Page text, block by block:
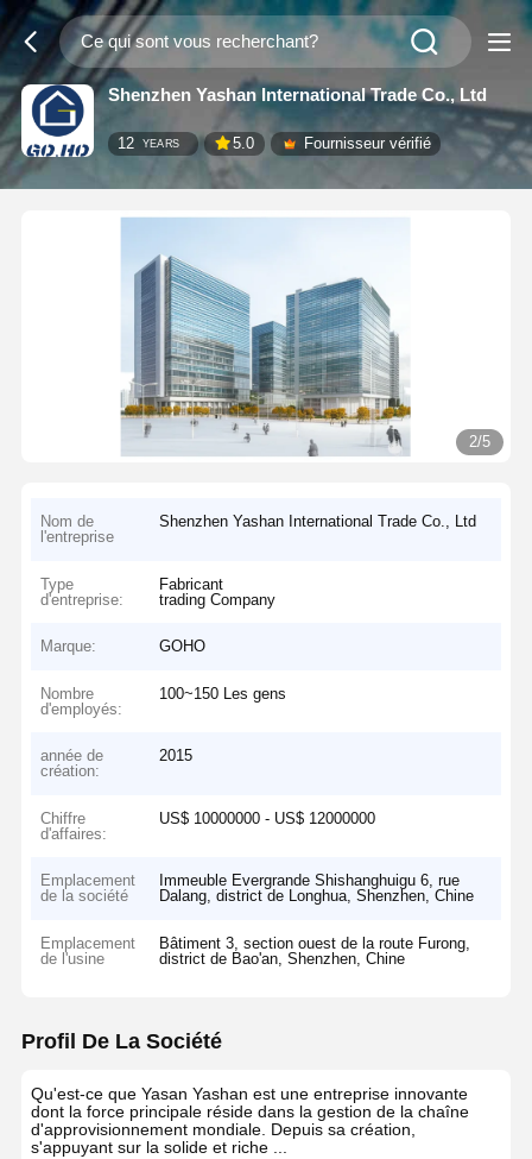
Shenzhen Yashan International Trade Co., Ltd
12 YEARS 5.0 Fournisseur vérifié
2/5
Nom de
l'entreprise
Shenzhen Yashan International Trade Co., Ltd
Type
d'entreprise:
Fabricant
trading Company
Marque: GOHO
Nombre
d'employés:
100~150 Les gens
année de
création:
2015
Chiffre
d'affaires:
US$ 10000000 - US$ 12000000
Emplacement
de la société
Immeuble Evergrande Shishanghuigu 6, rue
Dalang, district de Longhua, Shenzhen, Chine
Emplacement
de l'usine
Bâtiment 3, section ouest de la route Furong,
district de Bao'an, Shenzhen, Chine
Profil De La Société
Qu'est-ce que Yasan Yashan est une entreprise innovante
dont la force principale réside dans la gestion de la chaîne
d'approvisionnement mondiale. Depuis sa création,
s'appuyant sur la solide et riche ...